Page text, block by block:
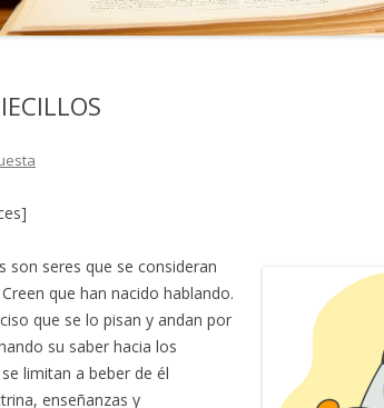
son seres que se consideran
que han nacido hablando.
que se lo pisan y andan por
su saber hacia los
limitan a beber de él
enseñanzas y